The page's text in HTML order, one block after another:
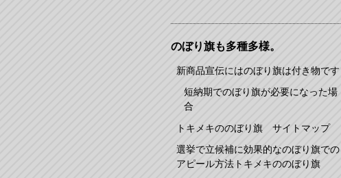
のぼり旗も多種多様。
新商品宣伝にはのぼり旗は付き物です
短納期でのぼり旗が必要になった場
合
トキメキののぼり旗 サイトマップ
選挙で立候補に効果的なのぼり旗での
アピール方法トキメキののぼり旗